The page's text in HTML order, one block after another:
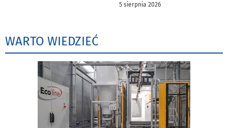
5 sierpnia 2026
WARTO WIEDZIEĆ